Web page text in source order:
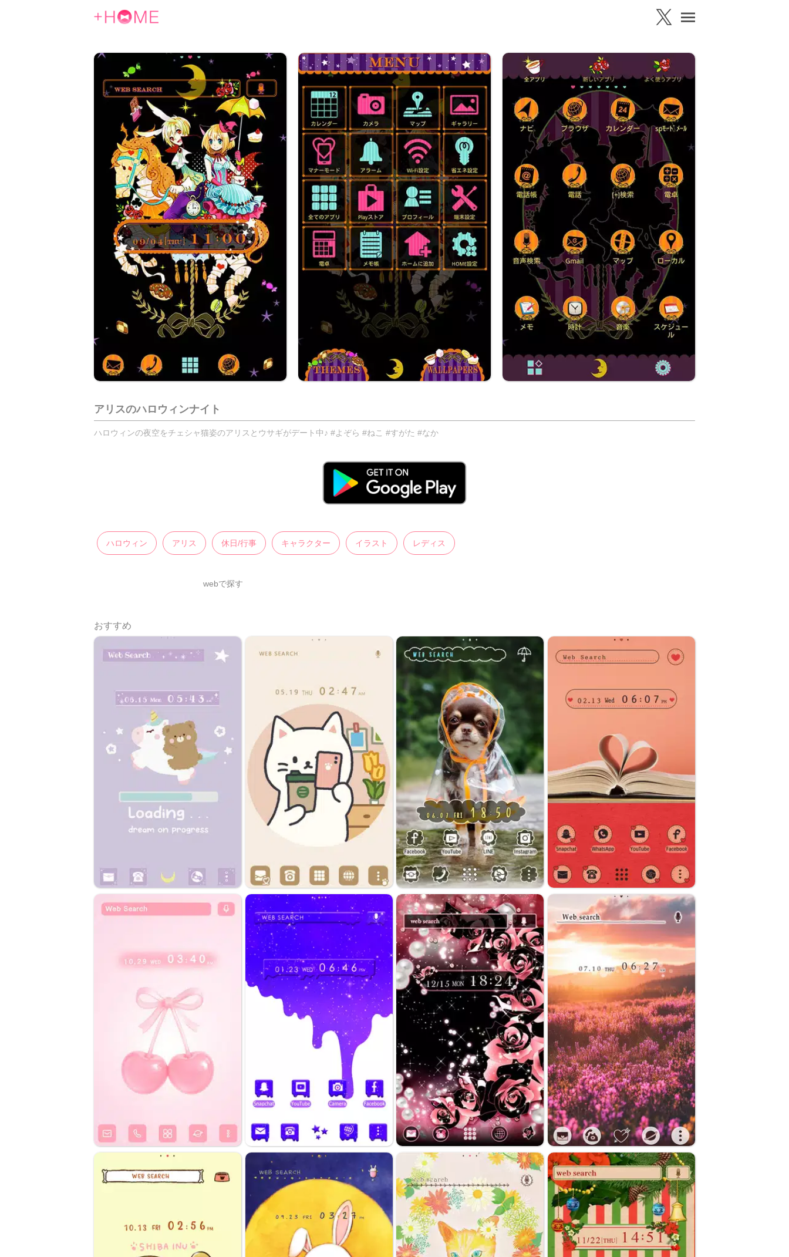
アリスのハロウィンナイト
ハロウィンの夜空をチェシャ猫姿のアリスとウサギがデート中♪ #よぞら #ねこ #すがた #なか
ハロウィン アリス 休日/行事 キャラクター イラスト レディス
webで探す
おすすめ